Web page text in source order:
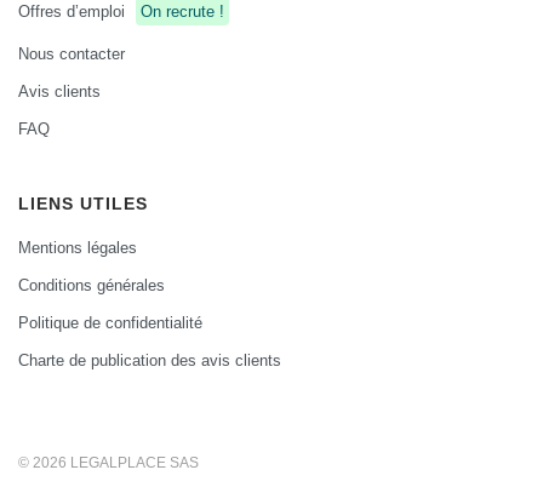
Offres d’emploi
On recrute !
Nous contacter
Avis clients
FAQ
LIENS UTILES
Mentions légales
Conditions générales
Politique de confidentialité
Charte de publication des avis clients
© 2026 LEGALPLACE SAS